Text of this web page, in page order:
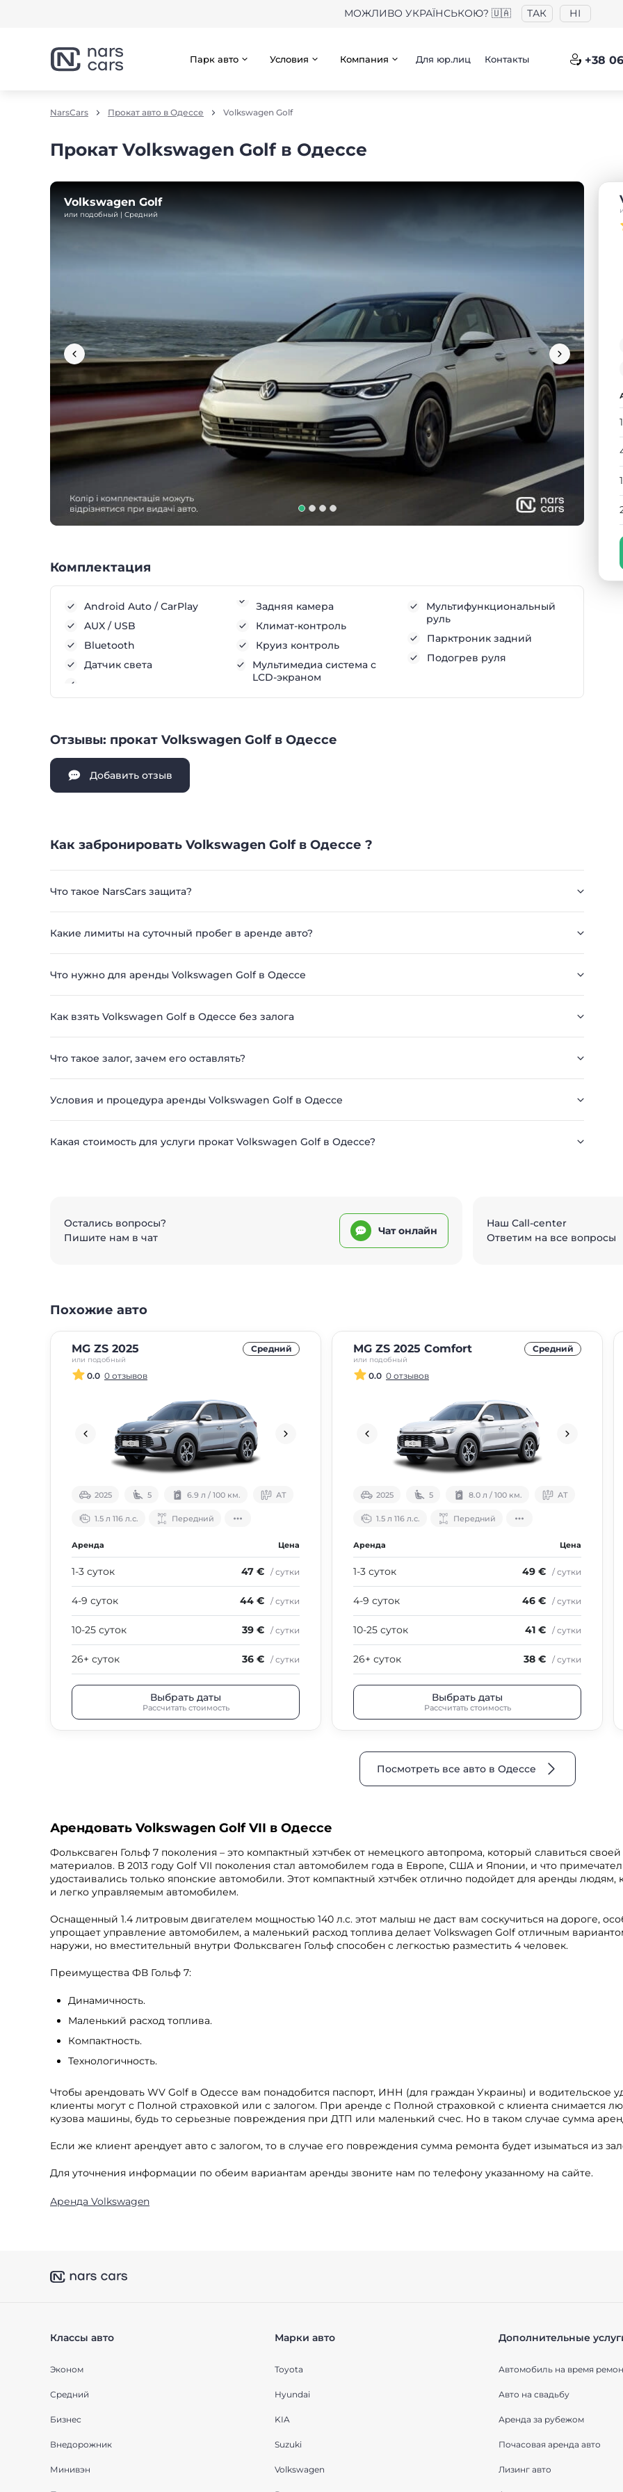
МОЖЛИВО УКРАЇНСЬКОЮ? 🇺🇦 ТАК НІ
Парк авто Условия Компания Для юр.лиц Контакты +38
NarsCars Прокат авто в Одессе Volkswagen Golf
Прокат Volkswagen Golf в Одессе
Volkswagen Golf
или подобный | Средний
Комплектация
Android Auto / CarPlay
AUX / USB
Bluetooth
Датчик света
Задняя камера
Климат-контроль
Круиз контроль
Мультимедиа система с
LCD-экраном
Мультифункциональный
руль
Парктроник задний
Подогрев руля
Отзывы: прокат Volkswagen Golf в Одессе
Добавить отзыв
Как забронировать Volkswagen Golf в Одессе ?
Что такое NarsCars защита?
Какие лимиты на суточный пробег в аренде авто?
Что нужно для аренды Volkswagen Golf в Одессе
Как взять Volkswagen Golf в Одессе без залога
Что такое залог, зачем его оставлять?
Условия и процедура аренды Volkswagen Golf в Одессе
Какая стоимость для услуги прокат Volkswagen Golf в Одессе?
Остались вопросы?
Пишите нам в чат
Чат онлайн
Наш Call-center
Ответим на все вопросы
Похожие авто
MG ZS 2025
или подобный
Средний
0.0 0 отзывов
2025 5 6.9 л / 100 км. АТ
1.5 л 116 л.с. Передний
Аренда Цена
1-3 суток 47 € / сутки
4-9 суток 44 € / сутки
10-25 суток 39 € / сутки
26+ суток 36 € / сутки
Выбрать даты
Рассчитать стоимость
MG ZS 2025 Comfort
или подобный
Средний
0.0 0 отзывов
2025 5 8.0 л / 100 км. АТ
1.5 л 116 л.с. Передний
Аренда Цена
1-3 суток 49 € / сутки
4-9 суток 46 € / сутки
10-25 суток 41 € / сутки
26+ суток 38 € / сутки
Выбрать даты
Рассчитать стоимость
Посмотреть все авто в Одессе
Арендовать Volkswagen Golf VII в Одессе
Фольксваген Гольф 7 поколения – это компактный хэтчбек от немецкого автопрома, который славиться
материалов. В 2013 году Golf VII поколения стал автомобилем года в Европе, США и Японии, и что
удостаивались только японские автомобили. Этот компактный хэтчбек отлично подойдет для аренды
и легко управляемым автомобилем.
Оснащенный 1.4 литровым двигателем мощностью 140 л.с. этот малыш не даст вам соскучиться на дороге,
упрощает управление автомобилем, а маленький расход топлива делает Volkswagen Golf отличным
наружи, но вместительный внутри Фольксваген Гольф способен с легкостью разместить 4 человек.
Преимущества ФВ Гольф 7:
Динамичность.
Маленький расход топлива.
Компактность.
Технологичность.
Чтобы арендовать WV Golf в Одессе вам понадобится паспорт, ИНН (для граждан Украины) и водительское
клиенты могут с Полной страховкой или с залогом. При аренде с Полной страховкой с клиента снимается
кузова машины, будь то серьезные повреждения при ДТП или маленький счес. Но в таком случае сумма
Если же клиент арендует авто с залогом, то в случае его повреждения сумма ремонта будет изыматься из
Для уточнения информации по обеим вариантам аренды звоните нам по телефону указанному на сайте.
Аренда Volkswagen
Классы авто
Эконом
Средний
Бизнес
Внедорожник
Минивэн
Марки авто
Toyota
Hyundai
KIA
Suzuki
Volkswagen
Дополнительные
Автомобиль на время
Авто на свадьбу
Аренда за рубежом
Почасовая аренда авто
Лизинг авто